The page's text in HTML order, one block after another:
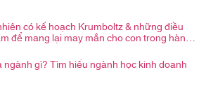
có kế hoạch Krumboltz & những điều
để mang lại may mắn cho con trong hành
ngành gì? Tìm hiểu ngành học kinh doanh